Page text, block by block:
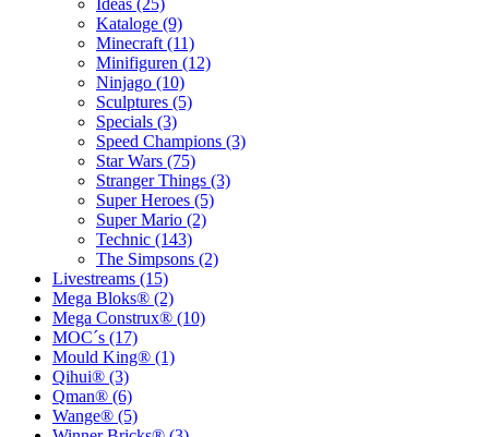
Ideas (25)
Kataloge (9)
Minecraft (11)
Minifiguren (12)
Ninjago (10)
Sculptures (5)
Specials (3)
Speed Champions (3)
Star Wars (75)
Stranger Things (3)
Super Heroes (5)
Super Mario (2)
Technic (143)
The Simpsons (2)
Livestreams (15)
Mega Bloks® (2)
Mega Construx® (10)
MOC´s (17)
Mould King® (1)
Qihui® (3)
Qman® (6)
Wange® (5)